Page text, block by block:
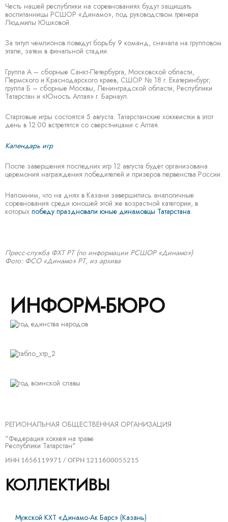
Честь нашей республики на соревнованиях будут защищать
воспитанницы РСШОР «Динамо», под руководством тренера
Людмилы Юшковой.
За титул чемпионов поведут борьбу 9 команд, сначала на групповом
этапе, затем в финальной стадии.
Группа А – сборные Санкт-Петербурга, Московской области,
Пермского и Краснодарского краев, СШОР № 18 г. Екатеринбург;
группа Б – сборные Москвы, Ленинградской области, Республики
Татарстан и «Юность Алтая» г. Барнаул.
Стартовые игры состоятся 5 августа. Татарстанские хоккеистки в этот
день в 12.00 встретятся со сверстницами с Алтая.
Календарь игр
После завершения последних игр 12 августа будет организована
церемония награждения победителей и призеров первенства России.
Напомним, что на днях в Казани завершились аналогичные
соревнования среди юношей этой же возрастной категории, в
которых победу праздновали юные динамовцы Татарстана.
Пресс-служба ФХТ РТ(по информации РСШОР «Динамо»)
Фото: ФСО «Динамо» РТ, из архива
ИНФОРМ-БЮРО
РЕГИОНАЛЬНАЯ ОБЩЕСТВЕННАЯ ОРГАНИЗАЦИЯ
"Федерация хоккея на траве
Республики Татарстан"
ИНН 1656119971 / ОГРН 1211600055215
КОЛЛЕКТИВЫ
Мужской КХТ «Динамо-Ак Барс» (Казань)